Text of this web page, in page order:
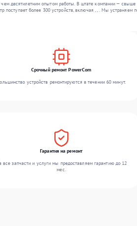
десятилетним опытом работы. В штате компании —
более 300 устройств, включая , , . Мы устраняем
Срочный ремонт PowerCom
устройств ремонтируются в течении 60 минут.
Гарантия на ремонт
все запчасти и услуги мы предоставляем гарантию до 12
мес.